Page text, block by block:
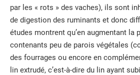
par les « rots » des vaches), ils sont
de digestion des ruminants et donc
études montrent qu’en augmentant la
contenants peu de parois végétales
des fourrages ou encore en
lin extrudé, c’est-à-dire du lin ayant